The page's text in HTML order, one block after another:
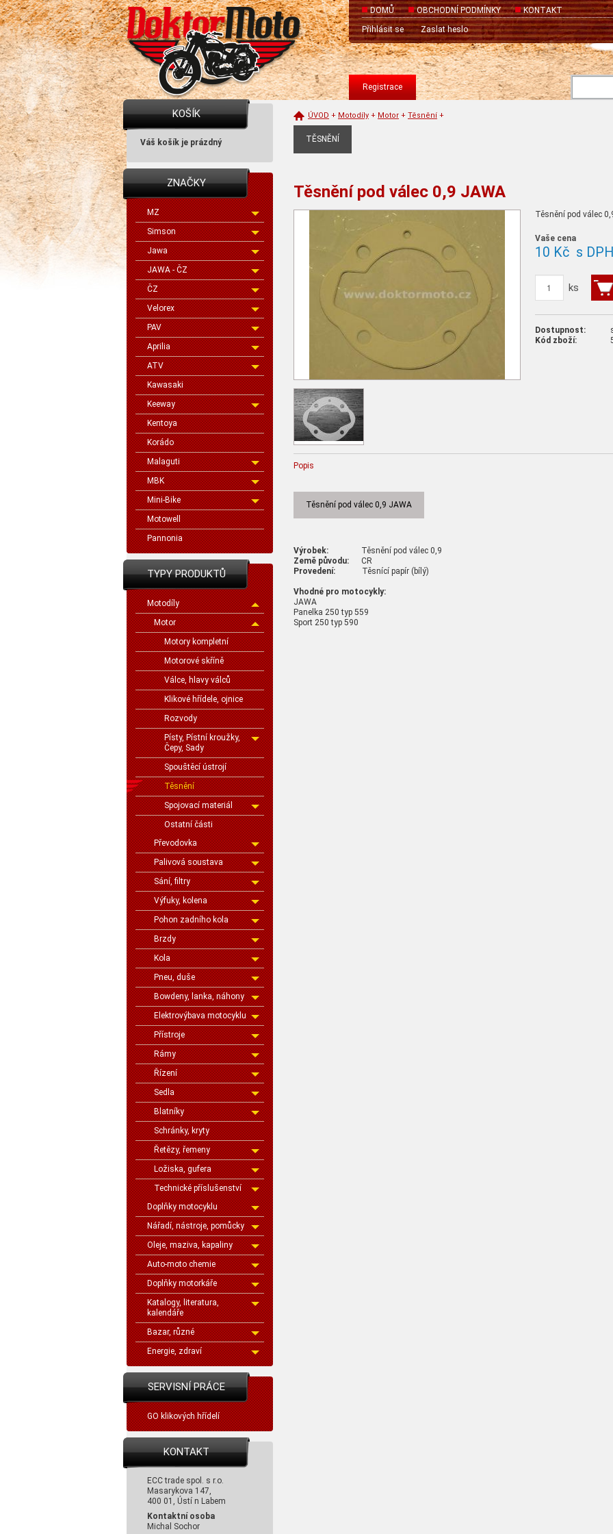
DOMŮ OBCHODNÍ PODMÍNKY
KONTAKT
Přihlásit se
Zaslat heslo
Registrace
KOŠÍK
Váš košík je prázdný
ZNAČKY
MZ
Simson
Jawa
JAWA - ČZ
ČZ
Velorex
PAV
Aprilia
ATV
Kawasaki
Keeway
Kentoya
Korádo
Malaguti
MBK
Mini-Bike
Motowell
Pannonia
TYPY PRODUKTŮ
Motodíly
Motor
Motory kompletní
Motorové skříně
Válce, hlavy válců
Klikové hřídele, ojnice
Rozvody
Písty, Pístní kroužky,
Čepy, Sady
Spouštěcí ústrojí
Těsnění
Spojovací materiál
Ostatní části
Převodovka
Palivová soustava
Sání, filtry
Výfuky, kolena
Pohon zadního kola
Brzdy
Kola
Pneu, duše
Bowdeny, lanka, náhony
Elektrovýbava motocyklu
Přístroje
Rámy
Řízení
Sedla
Blatníky
Schránky, kryty
Řetězy, řemeny
Ložiska, gufera
Technické příslušenství
Doplňky motocyklu
Nářadí, nástroje, pomůcky
Oleje, maziva, kapaliny
Auto-moto chemie
Doplňky motorkáře
Katalogy, literatura,
kalendáře
Bazar, různé
Energie, zdraví
SERVISNÍ PRÁCE
GO klikových hřídelí
KONTAKT
ECC trade spol. s r.o.
Masarykova 147,
400 01, Ústí n Labem
Kontaktní osoba
Michal Sochor
ÚVOD + Motodíly + Motor + Těsnění +
TĚSNĚNÍ
Těsnění pod válec 0,9 JAWA
Těsnění pod válec
Vaše cena
10 Kč s DPH
ks
Dostupnost:
Kód zboží:
Popis
Těsnění pod válec 0,9 JAWA
Výrobek: Těsnění pod válec 0,9
Země původu: CR
Provedení: Těsnící papír (bílý)
Vhodné pro motocykly:
JAWA
Panelka 250 typ 559
Sport 250 typ 590